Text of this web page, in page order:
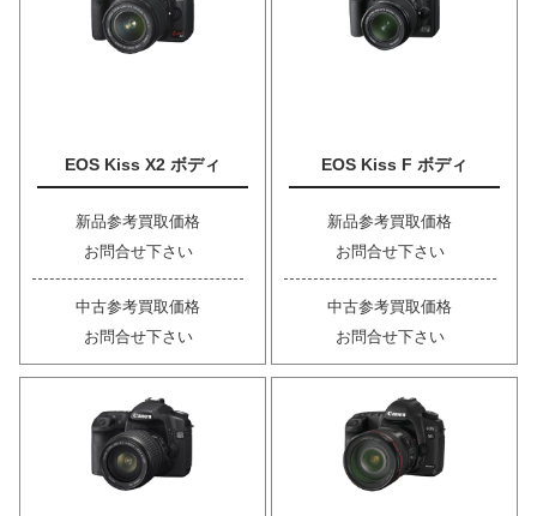
EOS Kiss X2 ボディ
新品参考買取価格
お問合せ下さい
中古参考買取価格
お問合せ下さい
EOS Kiss F ボディ
新品参考買取価格
お問合せ下さい
中古参考買取価格
お問合せ下さい